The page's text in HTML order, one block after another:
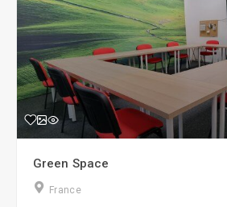
Green Space
France